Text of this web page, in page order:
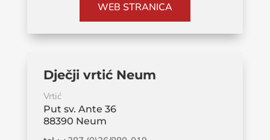
WEB STRANICA
Dječji vrtić Neum
Vrtić
Put sv. Ante 36
88390 Neum